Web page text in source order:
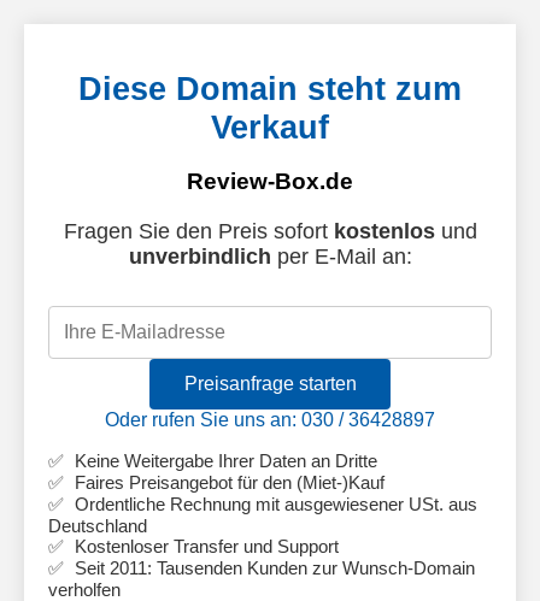
Diese Domain steht zum
Verkauf
Review-Box.de
Fragen Sie den Preis sofort kostenlosund
unverbindlich per E-Mail an:
Preisanfrage starten
Oder rufen Sie uns an: 030 / 36428897
Keine Weitergabe Ihrer Daten an Dritte
Faires Preisangebot für den (Miet-)Kauf
Ordentliche Rechnung mit ausgewiesener USt. aus
Deutschland
Kostenloser Transfer und Support
Seit 2011: Tausenden Kunden zur Wunsch-Domain
verholfen